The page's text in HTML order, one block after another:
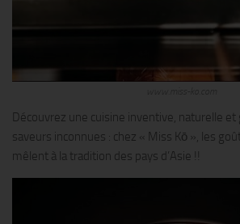
Découvrez une cuisine inventive, naturelle et
saveurs inconnues : chez « Miss Kō », les
mêlent à la tradition des pays d’Asie !!